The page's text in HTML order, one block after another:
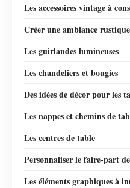
Les accessoires vintage à
Créer une ambiance
Les guirlandes lumineuses
Les chandeliers et bougies
Des idées de décor pour les
Les nappes et chemins de
Les centres de table
Personnaliser le faire-part
Les éléments graphiques à